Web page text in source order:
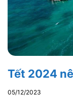
Tết 2024
05/12/2023